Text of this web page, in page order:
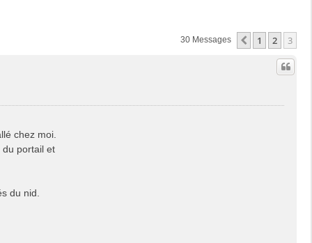
30 Messages Précédente
1 2 3
chez moi.
du portail et
du nid.